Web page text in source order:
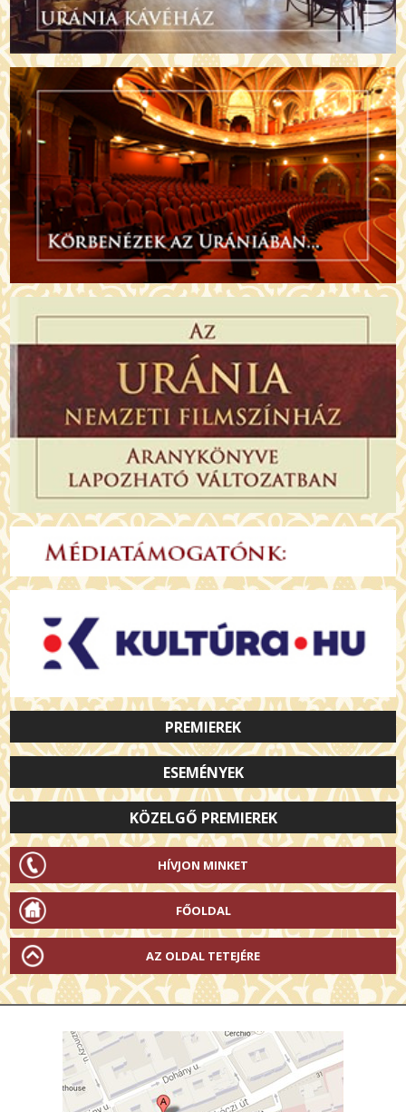
PREMIEREK
ESEMÉNYEK
KÖZELGŐ PREMIEREK
HÍVJON MINKET
FŐOLDAL
AZ OLDAL TETEJÉRE